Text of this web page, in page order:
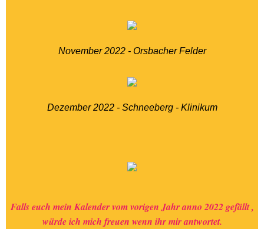
November 2022 - Orsbacher Felder
Dezember 2022 - Schneeberg - Klinikum
Falls euch mein Kalender vom vorigen Jahr anno 2022 gefällt ,
würde ich mich freuen wenn ihr mir antwortet.